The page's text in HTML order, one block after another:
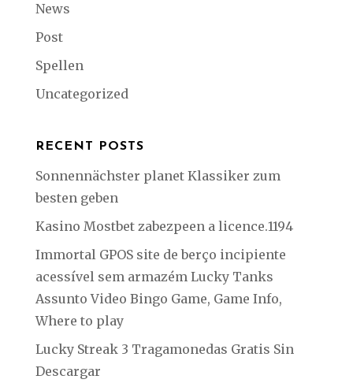
News
Post
Spellen
Uncategorized
RECENT POSTS
Sonnennächster planet Klassiker zum
besten geben
Kasino Mostbet zabezpeen a licence.1194
Immortal GPOS site de berço incipiente
acessível sem armazém Lucky Tanks
Assunto Video Bingo Game, Game Info,
Where to play
Lucky Streak 3 Tragamonedas Gratis Sin
Descargar